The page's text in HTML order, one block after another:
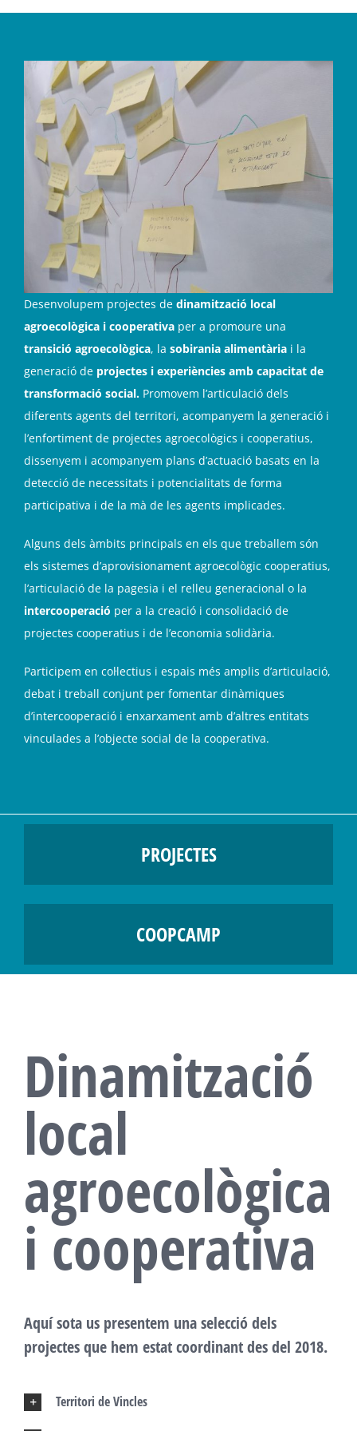
Desenvolupem projectes de dinamització local
agroecològica i cooperativa per a promoure una
transició agroecològica, la sobirania alimentària i la
generació de projectes i experiències amb capacitat de
transformació social. Promovem l’articulació dels
diferents agents del territori, acompanyem la generació i
l’enfortiment de projectes agroecològics i cooperatius,
dissenyem i acompanyem plans d’actuació basats en la
detecció de necessitats i potencialitats de forma
participativa i de la mà de les agents implicades.
Alguns dels àmbits principals en els que treballem són
els sistemes d’aprovisionament agroecològic cooperatius,
l’articulació de la pagesia i el relleu generacional o la
intercooperació per a la creació i consolidació de
projectes cooperatius i de l’economia solidària.
Participem en col·lectius i espais més amplis d’articulació,
debat i treball conjunt per fomentar dinàmiques
d’intercooperació i enxarxament amb d’altres entitats
vinculades a l’objecte social de la cooperativa.
PROJECTES
COOPCAMP
Dinamització
local
agroecològica
i cooperativa
Aquí sota us presentem una selecció dels
projectes que hem estat coordinant des del 2018.
Territori de Vincles